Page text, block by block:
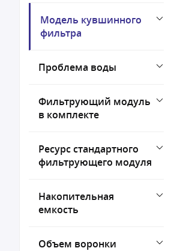
Модель кувшинного
фильтра
Проблема воды
Фильтрующий модуль
в комплекте
Ресурс стандартного
фильтрующего модуля
Накопительная
емкость
Объем воронки